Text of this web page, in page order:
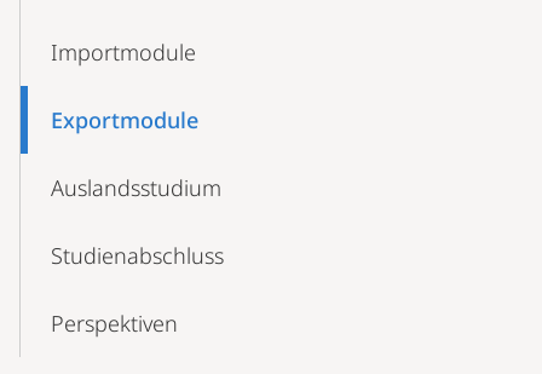
Importmodule
Exportmodule
Auslands­studium
Studienabschluss
Perspektiven